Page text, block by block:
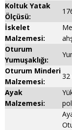
Koltuk Yatak
Ölçüsü:
İskelet
Malzemesi:
Oturum
Yumuşaklığı:
Oturum Minderi
Malzemesi:
32
Ayak
Malzemesi: